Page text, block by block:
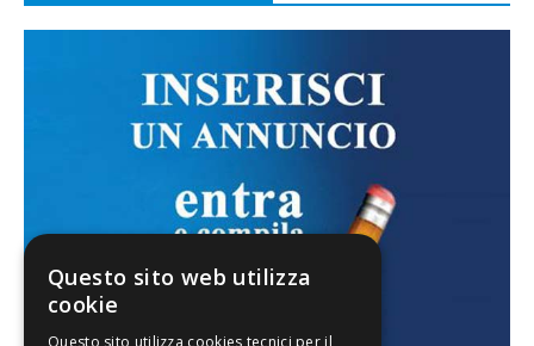
Questo sito web utilizza
cookie